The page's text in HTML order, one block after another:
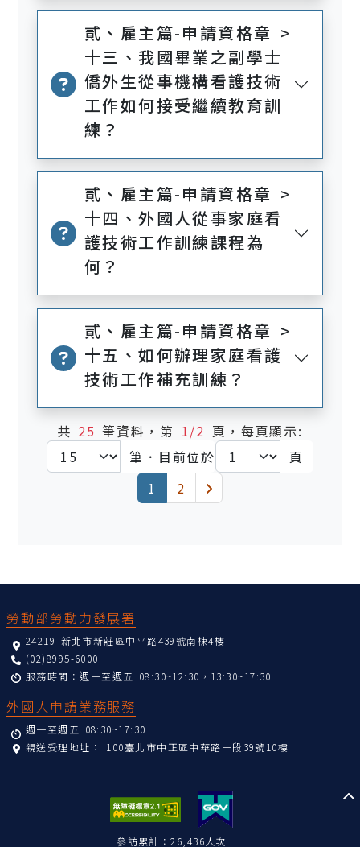
貳、雇主篇-申請資格章 >
十三、我國畢業之副學士
僑外生從事機構看護技術
工作如何接受繼續教育訓
練？
貳、雇主篇-申請資格章 >
十四、外國人從事家庭看
護技術工作訓練課程為
何？
貳、雇主篇-申請資格章 >
十五、如何辦理家庭看護
技術工作補充訓練？
共 25筆資料，第 1/2 頁，每頁顯示:
筆．目前位於
頁
1
(current)
2 下一頁
勞動部勞動力發展署
24219 新北市新莊區中平路439號南棟4樓
(02)8995-6000
服務時間：週一至週五 08:30~12:30，13:30~17:30
外國人申請業務服務
週一至週五 08:30~17:30
親送受理地址： 100臺北市中正區中華路一段39號10樓
參訪累計：26,436人次
至